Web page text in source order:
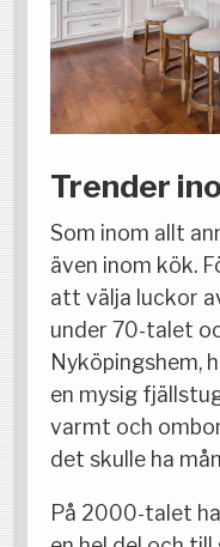
Trender
Som inom allt
även inom kök.
att välja luckor
under 70-talet
Nyköpingshem,
en mysig
varmt och
det skulle ha
På 2000-talet